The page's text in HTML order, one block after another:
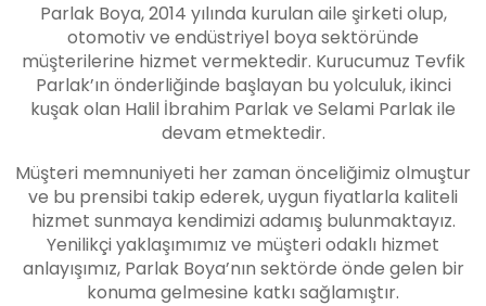
Parlak Boya, 2014 yılında kurulan aile şirketi olup,
otomotiv ve endüstriyel boya sektöründe
müşterilerine hizmet vermektedir. Kurucumuz Tevfik
Parlak’ın önderliğinde başlayan bu yolculuk, ikinci
kuşak olan Halil İbrahim Parlak ve Selami Parlak ile
devam etmektedir.
Müşteri memnuniyeti her zaman önceliğimiz olmuştur
ve bu prensibi takip ederek, uygun fiyatlarla kaliteli
hizmet sunmaya kendimizi adamış bulunmaktayız.
Yenilikçi yaklaşımımız ve müşteri odaklı hizmet
anlayışımız, Parlak Boya’nın sektörde önde gelen bir
konuma gelmesine katkı sağlamıştır.